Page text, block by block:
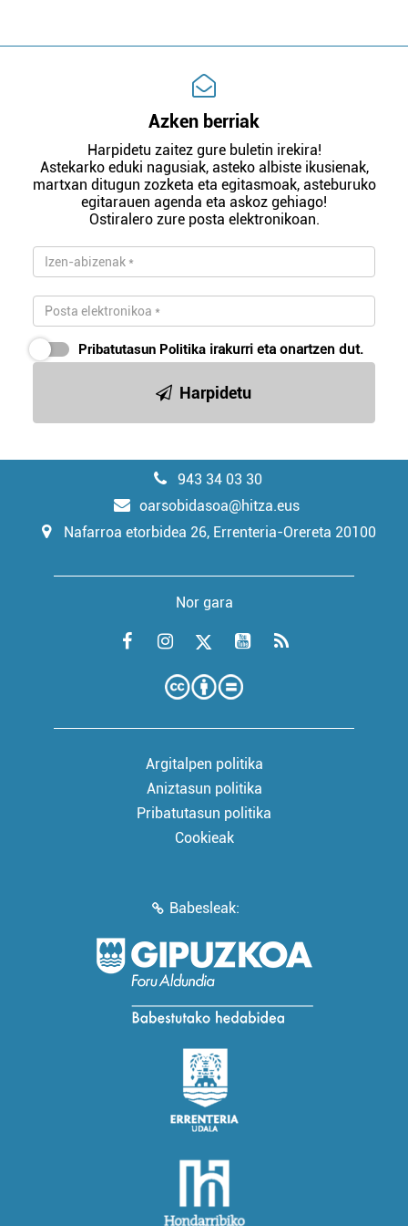
Azken berriak
Harpidetu zaitez gure buletin irekira!
Astekarko eduki nagusiak, asteko albiste ikusienak,
martxan ditugun zozketa eta egitasmoak, asteburuko
egitarauen agenda eta askoz gehiago!
Ostiralero zure posta elektronikoan.
Pribatutasun Politika irakurri eta onartzen dut.
Harpidetu
943 34 03 30
oarsobidasoa@hitza.eus
Nafarroa etorbidea 26, Errenteria-Orereta 20100
Nor gara
Argitalpen politika
Aniztasun politika
Pribatutasun politika
Cookieak
Babesleak: